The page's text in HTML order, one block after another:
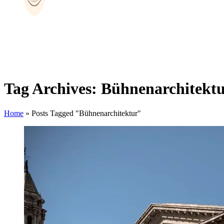
Tag Archives:
Home » Posts Tagged "Bühnenarchitektur"